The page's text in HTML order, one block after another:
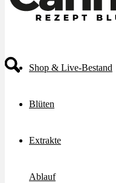
Shop & Live-Bestand
Blüten
Extrakte
Ablauf